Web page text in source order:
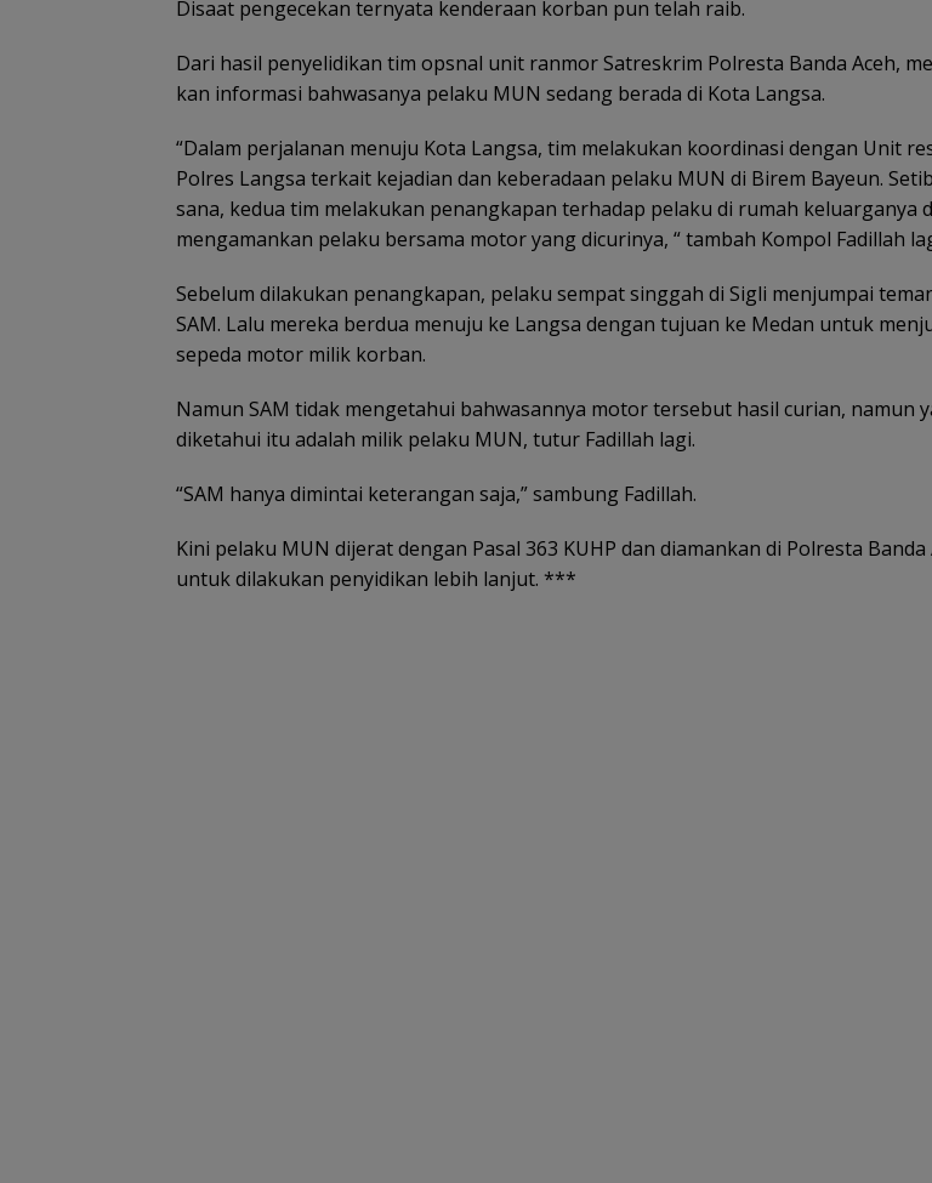
Disaat pengecekan ternyata kenderaan korban pun telah raib.
Dari hasil penyelidikan tim opsnal unit ranmor Satreskrim Polresta Banda Aceh,
kan informasi bahwasanya pelaku MUN sedang berada di Kota Langsa.
“Dalam perjalanan menuju Kota Langsa, tim melakukan koordinasi dengan Unit
Polres Langsa terkait kejadian dan keberadaan pelaku MUN di Birem Bayeun.
sana, kedua tim melakukan penangkapan terhadap pelaku di rumah keluarganya
mengamankan pelaku bersama motor yang dicurinya, “ tambah Kompol Fadillah
Sebelum dilakukan penangkapan, pelaku sempat singgah di Sigli menjumpai
SAM. Lalu mereka berdua menuju ke Langsa dengan tujuan ke Medan untuk
sepeda motor milik korban.
Namun SAM tidak mengetahui bahwasannya motor tersebut hasil curian, namun
diketahui itu adalah milik pelaku MUN, tutur Fadillah lagi.
“SAM hanya dimintai keterangan saja,” sambung Fadillah.
Kini pelaku MUN dijerat dengan Pasal 363 KUHP dan diamankan di Polresta Banda
untuk dilakukan penyidikan lebih lanjut. ***